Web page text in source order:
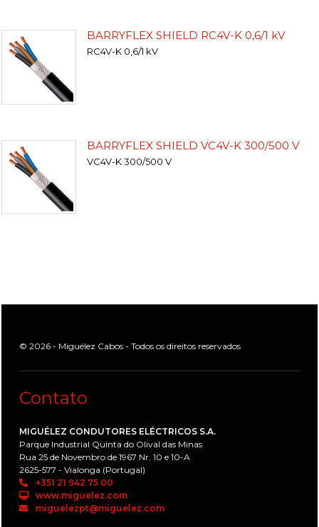
BARRYFLEX SHIELD RC4V-K 0,6/1 kV
RC4V-K 0,6/1 kV
BARRYFLEX SHIELD VC4V-K 300/500 V
VC4V-K 300/500 V
© 2026 - Miguélez Cabos - Todos os direitos reservados
Contato
MIGUÉLEZ CONDUTORES ELÉCTRICOS S.A.
Parque Industrial Quinta do Olival das Minas
Rua 25 de Novembro de 1967 Nr. 10 e 10-A
2625-577 - Vialonga (Portugal)
+351 21 942 75 00
www.miguelez.com
miguelezpt@miguelez.com